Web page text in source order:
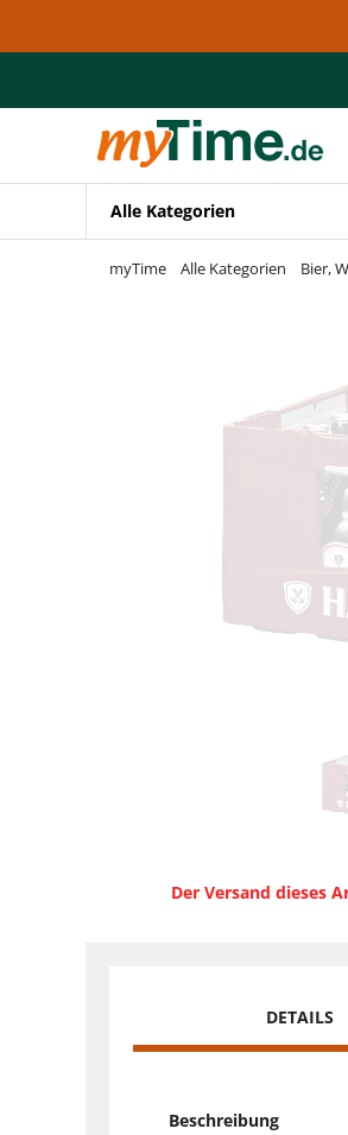
Zur Navigation springen
Alle Kategorien
myTime Alle Kategorien Bier,
Der Versand dieses
DETAILS
Beschreibung